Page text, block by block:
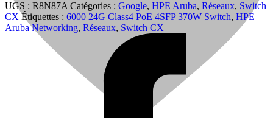
UGS : R8N87A Catégories : Google, HPE Aruba, Réseaux, Switch
CX Étiquettes : 6000 24G Class4 PoE 4SFP 370W Switch, HPE
Aruba Networking, Réseaux, Switch CX